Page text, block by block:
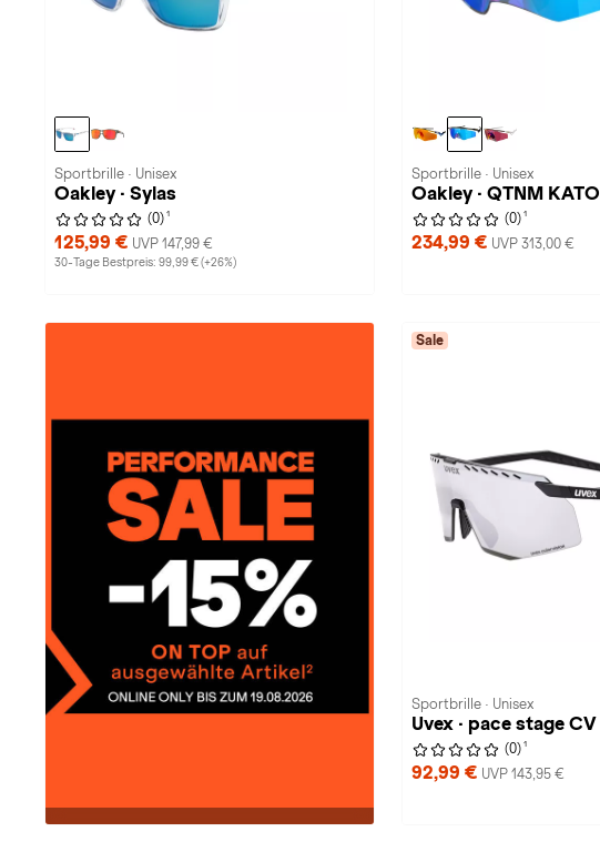
Sportbrille · Unisex
Oakley · Sylas
(0) 1
125,99 € UVP 147,99 €
30-Tage Bestpreis: 99,99 € (+26%)
Sportbrille · Unisex
Oakley · QTNM KATO
(0) 1
234,99 € UVP 313,00 €
Sale
Sportbrille · Unisex
Uvex · pace stage CV
(0) 1
92,99 € UVP 143,95 €